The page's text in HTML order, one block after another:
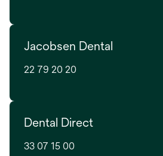
Jacobsen Dental
22 79 20 20
Dental Direct
33 07 15 00